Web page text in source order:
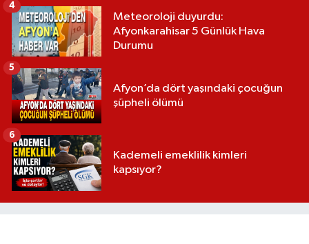
Meteoroloji duyurdu:
Afyonkarahisar 5 Günlük Hava
Durumu
4
Afyon’da dört yaşındaki çocuğun
şüpheli ölümü
5
Kademeli emeklilik kimleri
kapsıyor?
6